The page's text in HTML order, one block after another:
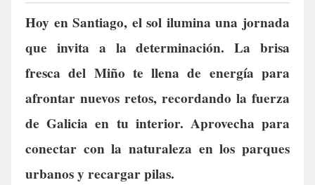
Hoy en Santiago, el sol ilumina una jornada
que invita a la determinación. La brisa
fresca del Miño te llena de energía para
afrontar nuevos retos, recordando la fuerza
de Galicia en tu interior. Aprovecha para
conectar con la naturaleza en los parques
urbanos y recargar pilas.